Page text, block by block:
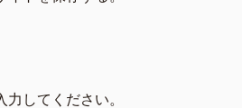
力してください。